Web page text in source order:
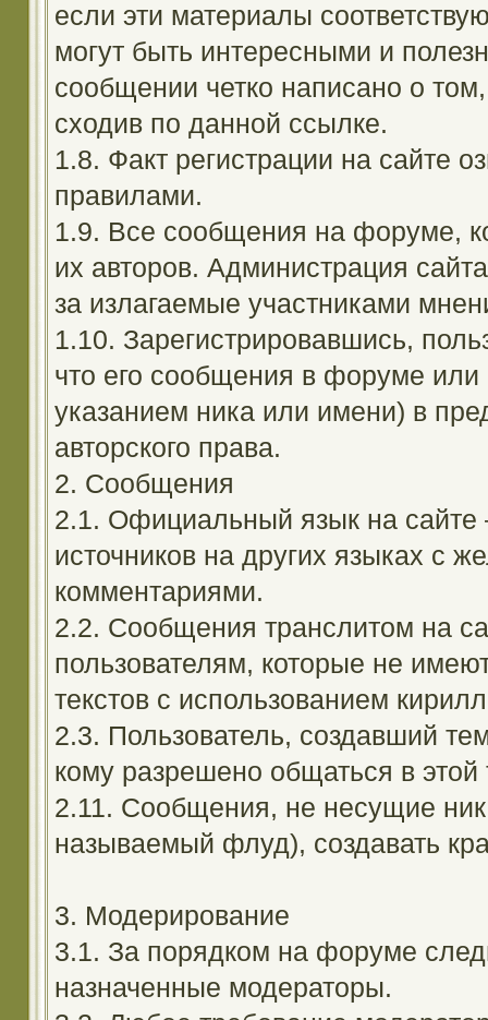
если эти материалы
могут быть интересными и
сообщении четко написано о
сходив по данной ссылке.
1.8. Факт регистрации на сайте
правилами.
1.9. Все сообщения на форуме,
их авторов. Администрация
за излагаемые участниками
1.10. Зарегистрировавшись,
что его сообщения в форуме или
указанием ника или имени) в
авторского права.
2. Сообщения
2.1. Официальный язык на сайте
источников на других языках с
комментариями.
2.2. Сообщения транслитом на
пользователям, которые не
текстов с использованием
2.3. Пользователь, создавший
кому разрешено общаться в
2.11. Сообщения, не несущие
называемый флуд), создавать
3. Модерирование
3.1. За порядком на форуме
назначенные модераторы.